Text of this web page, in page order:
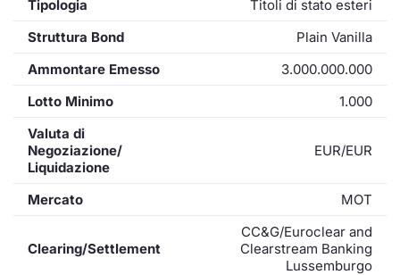
Tipologia
Titoli di stato esteri
Struttura Bond
Plain Vanilla
Ammontare Emesso
3.000.000.000
Lotto Minimo
1.000
Valuta di
Negoziazione/
Liquidazione
EUR/EUR
Mercato MOT
Clearing/Settlement
CC&G/Euroclear and
Clearstream Banking
Lussemburgo